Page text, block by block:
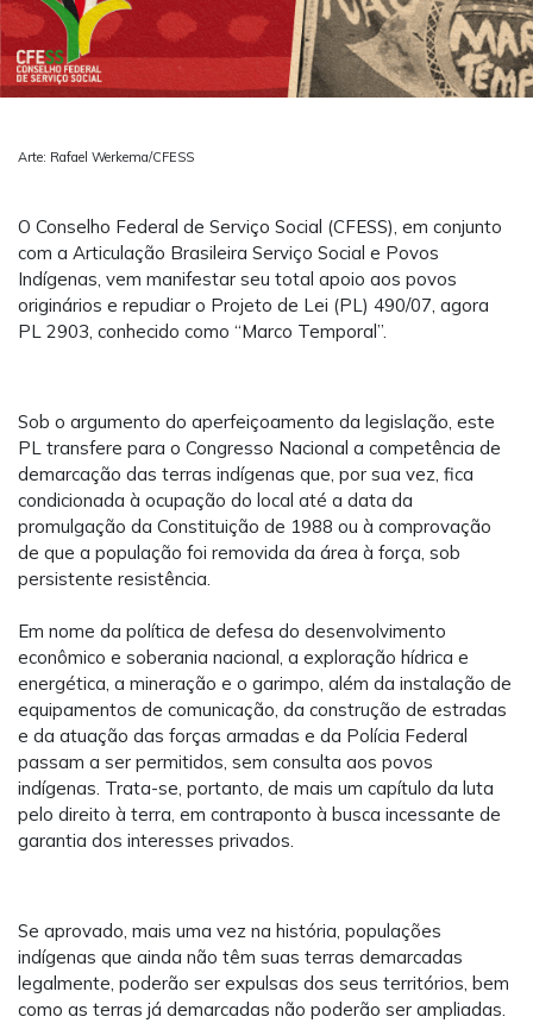
Arte: Rafael Werkema/CFESS
O Conselho Federal de Serviço Social (CFESS), em conjunto
com a Articulação Brasileira Serviço Social e Povos
Indígenas, vem manifestar seu total apoio aos povos
originários e repudiar o Projeto de Lei (PL) 490/07, agora
PL 2903, conhecido como “Marco Temporal”.
Sob o argumento do aperfeiçoamento da legislação, este
PL transfere para o Congresso Nacional a competência de
demarcação das terras indígenas que, por sua vez, fica
condicionada à ocupação do local até a data da
promulgação da Constituição de 1988 ou à comprovação
de que a população foi removida da área à força, sob
persistente resistência.
Em nome da política de defesa do desenvolvimento
econômico e soberania nacional, a exploração hídrica e
energética, a mineração e o garimpo, além da instalação de
equipamentos de comunicação, da construção de estradas
e da atuação das forças armadas e da Polícia Federal
passam a ser permitidos, sem consulta aos povos
indígenas. Trata-se, portanto, de mais um capítulo da luta
pelo direito à terra, em contraponto à busca incessante de
garantia dos interesses privados.
Se aprovado, mais uma vez na história, populações
indígenas que ainda não têm suas terras demarcadas
legalmente, poderão ser expulsas dos seus territórios, bem
como as terras já demarcadas não poderão ser ampliadas.